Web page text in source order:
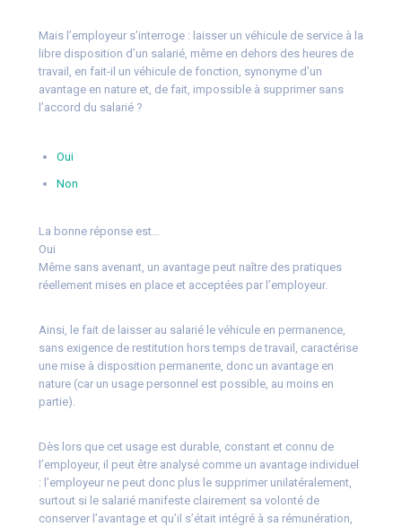
Mais l’employeur s’interroge : laisser un véhicule de service à la
libre disposition d’un salarié, même en dehors des heures de
travail, en fait-il un véhicule de fonction, synonyme d’un
avantage en nature et, de fait, impossible à supprimer sans
l’accord du salarié ?
Oui
Non
La bonne réponse est…
Oui
Même sans avenant, un avantage peut naître des pratiques
réellement mises en place et acceptées par l’employeur.
Ainsi, le fait de laisser au salarié le véhicule en permanence,
sans exigence de restitution hors temps de travail, caractérise
une mise à disposition permanente, donc un avantage en
nature (car un usage personnel est possible, au moins en
partie).
Dès lors que cet usage est durable, constant et connu de
l’employeur, il peut être analysé comme un avantage individuel
: l’employeur ne peut donc plus le supprimer unilatéralement,
surtout si le salarié manifeste clairement sa volonté de
conserver l’avantage et qu’il s’était intégré à sa rémunération,